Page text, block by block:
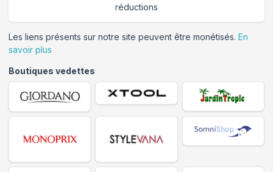
réductions
Les liens présents sur notre site peuvent être monétisés. En
savoir plus
Boutiques vedettes